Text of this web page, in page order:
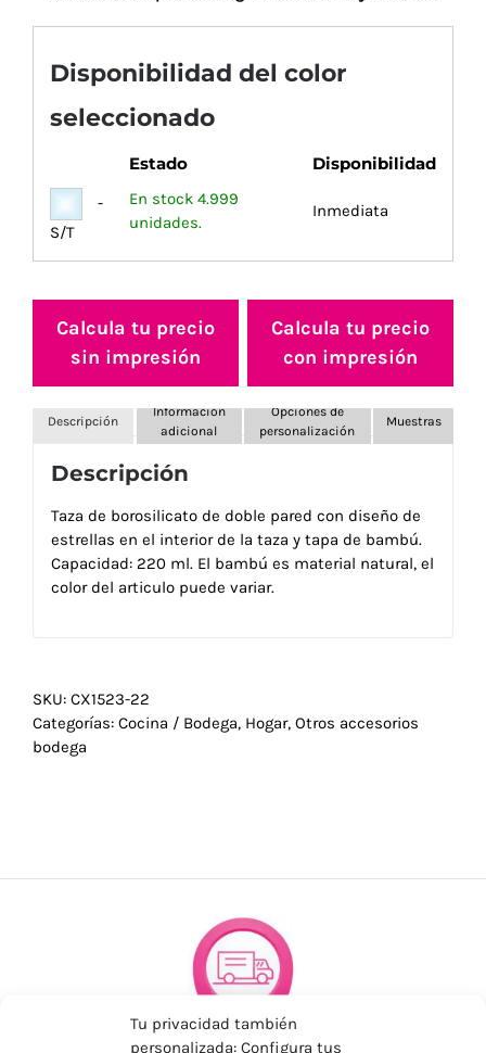
Tu privacidad también
personalizada: Configura tus
Disponibilidad del color
seleccionado
Estado Disponibilidad
-
S/T
En stock 4.999
unidades.
Inmediata
Calcula tu precio
sin impresión
Calcula tu precio
con impresión
Descripción
Información
adicional
Opciones de
personalización
Muestras
Descripción
Taza de borosilicato de doble pared con diseño de
estrellas en el interior de la taza y tapa de bambú.
Capacidad: 220 ml. El bambú es material natural, el
color del articulo puede variar.
SKU: CX1523-22
Categorías: Cocina / Bodega, Hogar, Otros accesorios
bodega